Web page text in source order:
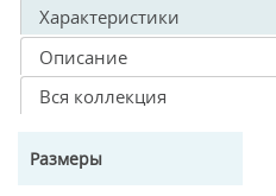
Характеристики
Описание
Вся коллекция
Размеры